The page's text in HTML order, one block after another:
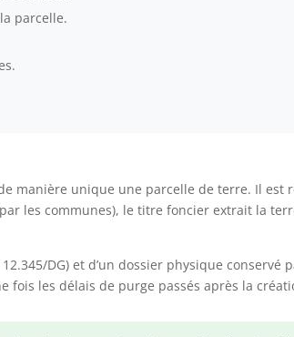
parcelle.
manière unique une parcelle de terre. Il est
les communes), le titre foncier extrait la
DG) et d’un dossier physique conservé
les délais de purge passés après la